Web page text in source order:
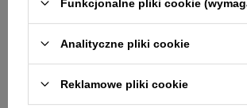
1 220,80 zł
Auto na
Funkcjonalne pliki cookie
Analityczne pliki cookie
Reklamowe pliki cookie